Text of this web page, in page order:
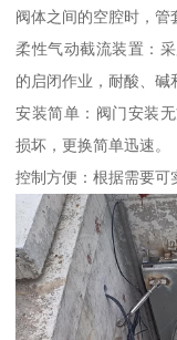
阀体之间的空腔时，管
柔性气动截流装置：
的启闭作业，耐酸、碱
安装简单：阀门安装
损坏，更换简单迅速。
控制方便：根据需要可